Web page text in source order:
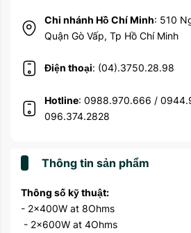
Chi nhánh Hồ Chí Minh: 510
Quận Gò Vấp, Tp Hồ Chí Minh
Điện thoại: (04).3750.28.98
Hotline: 0988.970.666 /
096.374.2828
Thông tin sản phẩm
Thông số kỹ thuật:
- 2x400W at 8Ohms
- 2x600W at 4Ohms